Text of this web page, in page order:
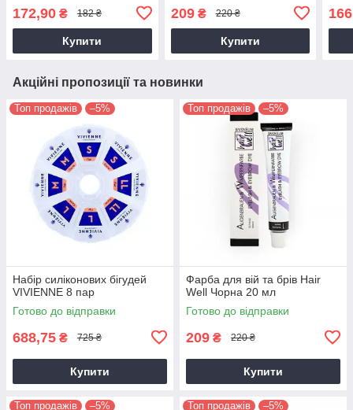
172,90 ₴ 182 ₴
Купити
209₴ 220 ₴
Купити
Акційні пропозиції та новинки
Топ продажів –5%
Набір силіконових бігудей
VIVIENNE 8 пар
Готово до відправки
688,75 ₴ 725 ₴
Купити
Топ продажів –5%
Фарба для вій та брів Hair
Well Чорна 20 мл
Готово до відправки
209 ₴ 220 ₴
Купити
Топ продажів –5% Топ продажів –5%